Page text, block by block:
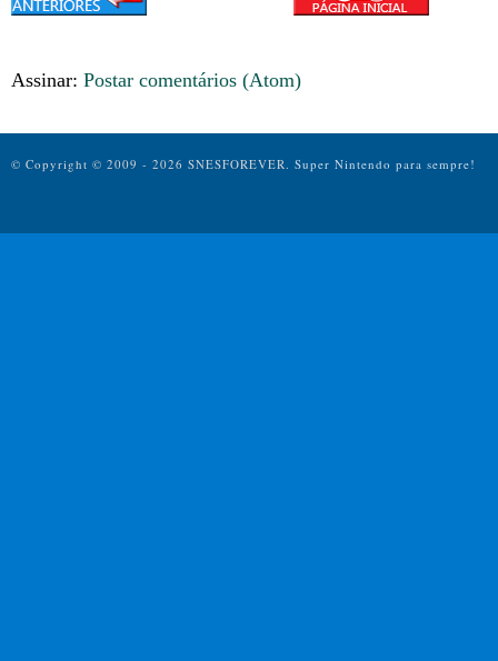
Assinar: Postar comentários (Atom)
© Copyright © 2009 - 2026 SNESFOREVER. Super Nintendo para sempre!